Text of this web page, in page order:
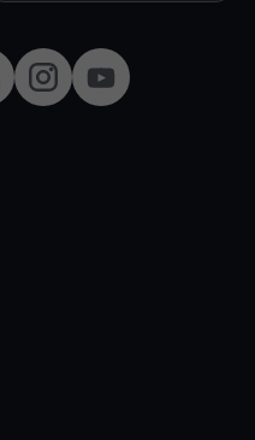
InstagramYouTube